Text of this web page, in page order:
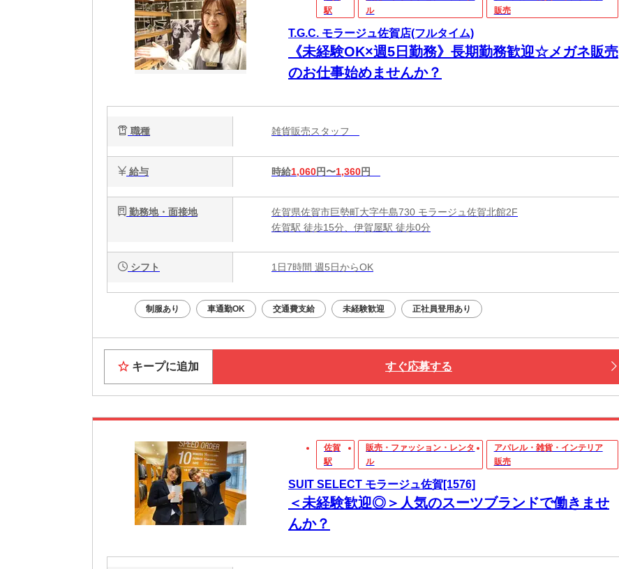
駅
ル
販売
T.G.C. モラージュ佐賀店(フルタイム)
《未経験OK×週5日勤務》長期勤務歓迎☆メガネ販売
のお仕事始めませんか？
職種 雑貨販売スタッフ
給与 時給1,060円〜1,360円
勤務地・面接地
佐賀県佐賀市巨勢町大字牛島730 モラージュ佐賀北館2F
佐賀駅 徒歩15分、伊賀屋駅 徒歩0分
シフト 1日7時間 週5日からOK
制服あり 車通勤OK 交通費支給 未経験歓迎 正社員登用あり
キープに追加 すぐ応募する
佐賀
駅
販売・ファッション・レンタ
ル
アパレル・雑貨・インテリア
販売
SUIT SELECT モラージュ佐賀[1576]
＜未経験歓迎◎＞人気のスーツブランドで働きませ
んか？